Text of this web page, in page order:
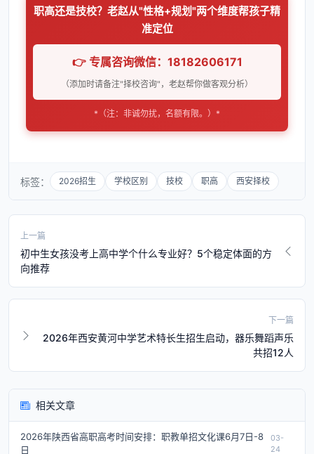
职高还是技校？老赵从"性格+规划"两个维度帮孩子精
准定位
👉 专属咨询微信：18182606171
（添加时请备注"择校咨询"，老赵帮你做客观分析）
*（注：非诚勿扰，名额有限。）*
标签： 2026招生 学校区别 技校 职高 西安择校
上一篇
初中生女孩没考上高中学个什么专业好？5个稳定体面的方
向推荐
下一篇
2026年西安黄河中学艺术特长生招生启动，器乐舞蹈声乐
共招12人
相关文章
2026年陕西省高职高考时间安排：职教单招文化课6月7日-8
日
03-
24